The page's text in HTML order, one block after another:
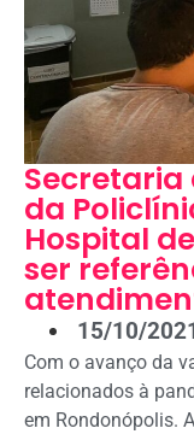
Secretaria
da
Hospital
ser
15/10/
Com o avanço da
relacionados à
em Rondonópolis.